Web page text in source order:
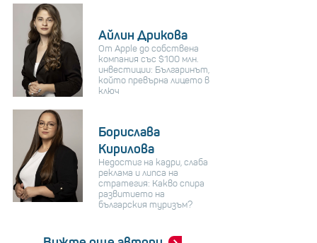
Айлин Дрикова
От Apple до собствена
компания със $100 млн.
инвестиции: Българинът,
който превърна лицето в
ключ
Борислава
Кирилова
Недостиг на кадри, слаба
реклама и липса на
стратегия: Какво спира
развитието на
българския туризъм?